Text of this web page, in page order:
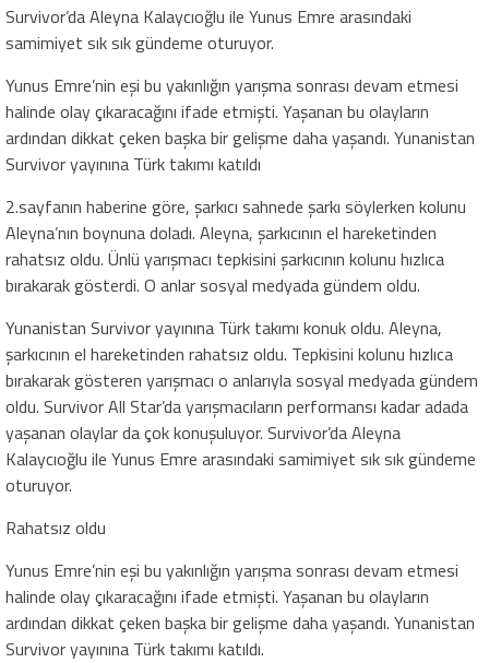
Survivor’da Aleyna Kalaycıoğlu ile Yunus Emre arasındaki
samimiyet sık sık gündeme oturuyor.
Yunus Emre’nin eşi bu yakınlığın yarışma sonrası devam etmesi
halinde olay çıkaracağını ifade etmişti. Yaşanan bu olayların
ardından dikkat çeken başka bir gelişme daha yaşandı. Yunanistan
Survivor yayınına Türk takımı katıldı
2.sayfanın haberine göre, şarkıcı sahnede şarkı söylerken kolunu
Aleyna’nın boynuna doladı. Aleyna, şarkıcının el hareketinden
rahatsız oldu. Ünlü yarışmacı tepkisini şarkıcının kolunu hızlıca
bırakarak gösterdi. O anlar sosyal medyada gündem oldu.
Yunanistan Survivor yayınına Türk takımı konuk oldu. Aleyna,
şarkıcının el hareketinden rahatsız oldu. Tepkisini kolunu hızlıca
bırakarak gösteren yarışmacı o anlarıyla sosyal medyada gündem
oldu. Survivor All Star’da yarışmacıların performansı kadar adada
yaşanan olaylar da çok konuşuluyor. Survivor’da Aleyna
Kalaycıoğlu ile Yunus Emre arasındaki samimiyet sık sık gündeme
oturuyor.
Rahatsız oldu
Yunus Emre’nin eşi bu yakınlığın yarışma sonrası devam etmesi
halinde olay çıkaracağını ifade etmişti. Yaşanan bu olayların
ardından dikkat çeken başka bir gelişme daha yaşandı. Yunanistan
Survivor yayınına Türk takımı katıldı.